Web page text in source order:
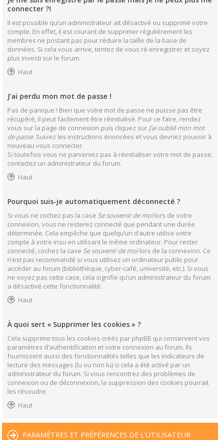
connecter ?!
Il est possible qu’un administrateur ait désactivé ou supprimé votre
compte. En effet, il est courant de supprimer régulièrement les
membres ne postant pas pour réduire la taille de la base de
données. Si cela vous arrive, tentez de vous ré-enregistrer et soyez
plus investi sur le forum.
Haut
J’ai perdu mon mot de passe !
Pas de panique ! Bien que votre mot de passe ne puisse pas être
récupéré, il peut facilement être réinitialisé. Pour ce faire, rendez
vous sur la page de connexion puis cliquez sur J’ai oublié mon mot
de passe. Suivez les instructions énoncées et vous devriez pouvoir à
nouveau vous connecter.
Si toutefois vous ne parveniez pas à réinitialiser votre mot de passe,
contactez un administrateur du forum.
Haut
Pourquoi suis-je automatiquement déconnecté ?
Si vous ne cochez pas la case Se souvenir de moilors de votre
connexion, vous ne resterez connecté que pendant une durée
déterminée. Cela empêche que quelqu’un d’autre utilise votre
compte à votre insu en utilisant le même ordinateur. Pour rester
connecté, cochez la case Se souvenir de moilors de la connexion. Ce
n’est pas recommandé si vous utilisez un ordinateur public pour
accéder au forum (bibliothèque, cyber-café, université, etc.). Si vous
ne voyez pas cette case, cela signifie qu’un administrateur du forum
a désactivé cette fonctionnalité.
Haut
À quoi sert « Supprimer les cookies » ?
Cela supprime tous les cookies créés par phpBB qui conservent vos
paramètres d’authentification et votre connexion au forum. Ils
fournissent aussi des fonctionnalités telles que les indicateurs de
lecture des messages (lu ou non lu) si cela a été activé par un
administrateur du forum. Si vous rencontrez des problèmes de
connexion ou de déconnexion, la suppression des cookies pourrait
les résoudre.
Haut
PARAMÈTRES ET PRÉFÉRENCES DE L’UTILISATEUR